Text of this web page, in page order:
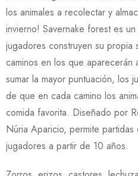
los animales a recolectar y
invierno! Savernake forest es
jugadores construyen su
caminos en los que aparecerán
sumar la mayor puntuación, los
de que en cada camino los
comida favorita. Diseñado por
Núria Aparicio, permite
jugadores a partir de 10 años.